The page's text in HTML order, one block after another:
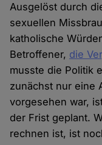
Ausgelöst durch
sexuellen
katholische
Betroffener, die
musste die Politik
zunächst nur eine
vorgesehen war,
der Frist geplant.
rechnen ist, ist